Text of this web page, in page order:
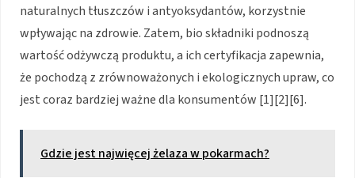
naturalnych tłuszczów i antyoksydantów, korzystnie
wpływając na zdrowie. Zatem, bio składniki podnoszą
wartość odżywczą produktu, a ich certyfikacja zapewnia,
że pochodzą z zrównoważonych i ekologicznych upraw, co
jest coraz bardziej ważne dla konsumentów [1][2][6].
Gdzie jest najwięcej żelaza w pokarmach?